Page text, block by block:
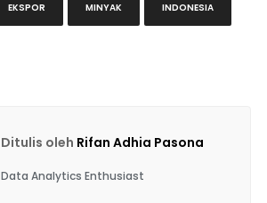
EKSPOR MINYAK INDONESIA
Ditulis oleh Rifan Adhia Pasona
Data Analytics Enthusiast